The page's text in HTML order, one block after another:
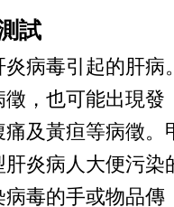
試
病毒引起的肝病
，也可能出現發
及黃疸等病徵。
炎病人大便污染
毒的手或物品傳